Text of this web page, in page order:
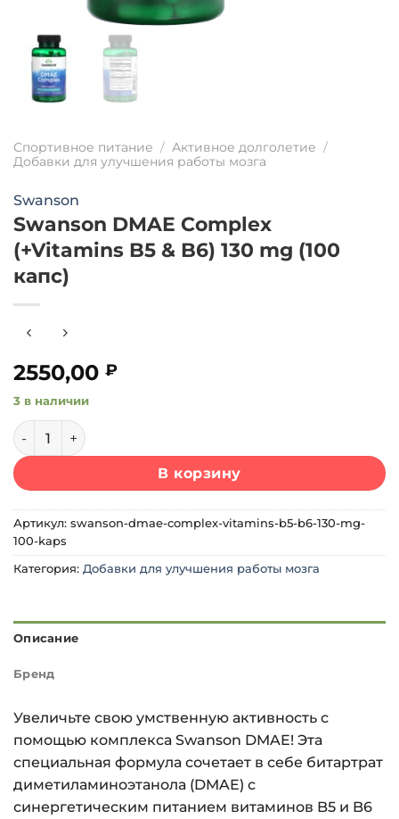
Спортивное питание / Активное долголетие /
Добавки для улучшения работы мозга
Swanson
Swanson DMAE Complex
(+Vitamins B5 & B6) 130 mg (100
капс)
2550,00 ₽
3 в наличии
Количество товара Swanson DMAE Complex (+Vitamins
В корзину
Артикул: swanson-dmae-complex-vitamins-b5-b6-130-mg-
100-kaps
Категория: Добавки для улучшения работы мозга
Описание
Бренд
Увеличьте свою умственную активность с
помощью комплекса Swanson DMAE! Эта
специальная формула сочетает в себе битартрат
диметиламиноэтанола (DMAE) с
синергетическим питанием витаминов B5 и B6